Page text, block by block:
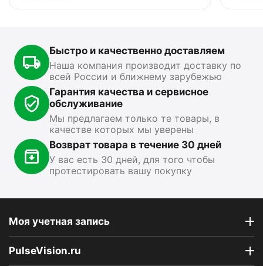
15 499 00 ₽ 13 89000 ₽
Показать ещё
Быстро и качественно доставляем
Наша компания производит доставку по
всей России и ближнему зарубежью
Гарантия качества и сервисное
обслуживание
Мы предлагаем только те товары, в
качестве которых мы уверены
Возврат товара в течение 30 дней
У вас есть 30 дней, для того чтобы
протестировать вашу покупку
Моя учетная запись
PulseVision.ru